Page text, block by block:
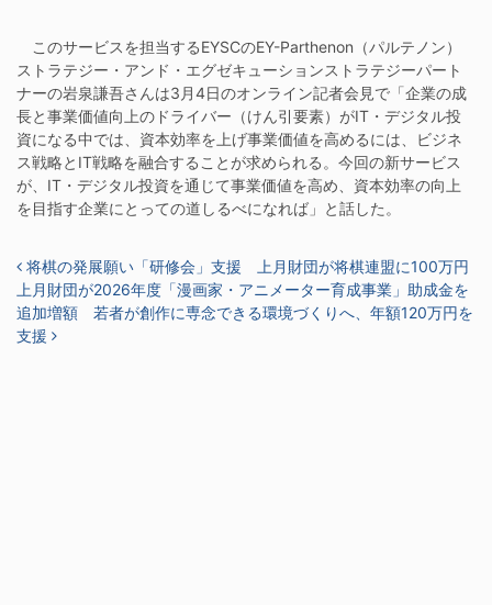
このサービスを担当するEYSCのEY-Parthenon（パルテノン）
ストラテジー・アンド・エグゼキューションストラテジーパート
ナーの岩泉謙吾さんは3月4日のオンライン記者会見で「企業の成
長と事業価値向上のドライバー（けん引要素）がIT・デジタル投
資になる中では、資本効率を上げ事業価値を高めるには、ビジネ
ス戦略とIT戦略を融合することが求められる。今回の新サービス
が、IT・デジタル投資を通じて事業価値を高め、資本効率の向上
を目指す企業にとっての道しるべになれば」と話した。
投稿ナビゲーション
将棋の発展願い「研修会」支援 上月財団が将棋連盟に100万円
上月財団が2026年度「漫画家・アニメーター育成事業」助成金を
追加増額 若者が創作に専念できる環境づくりへ、年額120万円を
支援